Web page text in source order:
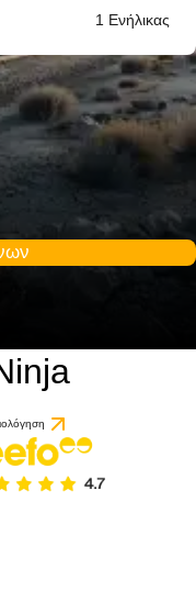
1 Ενήλικας